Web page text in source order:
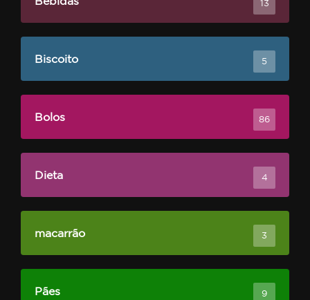
13
Biscoito 5
Bolos 86
Dieta 4
macarrão 3
Pães 9